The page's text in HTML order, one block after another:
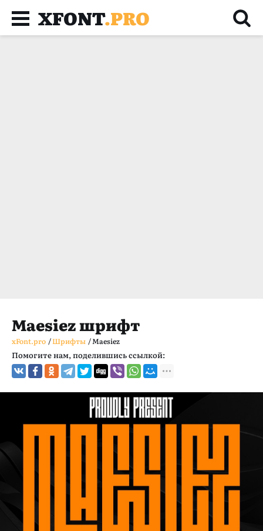
XFONT.PRO
Maesiez шрифт
xFont.pro /Шрифты /Maesiez
Помогите нам, поделившись ссылкой: